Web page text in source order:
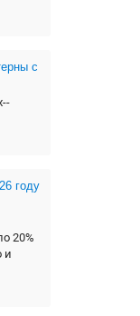
с
году
20%
и